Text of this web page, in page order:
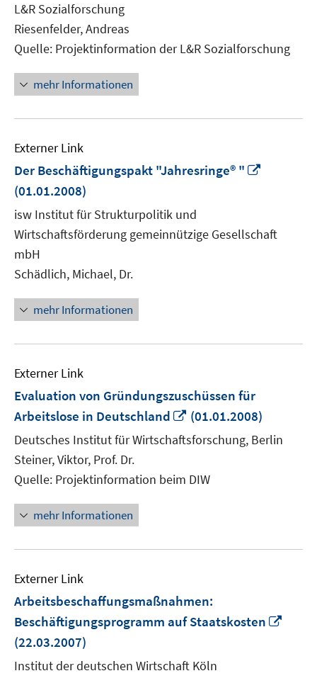
öffnen
L&R Sozialforschung
Riesenfelder, Andreas
Quelle: Projektinformation der L&R Sozialforschung
mehr Informationen
Externer Link
Der Beschäftigungspakt "Jahresringe® "
(01.01.2008)
isw Institut für Strukturpolitik und
Wirtschaftsförderung gemeinnützige Gesellschaft
mbH
Schädlich, Michael, Dr.
mehr Informationen
Externer Link
Evaluation von Gründungszuschüssen für
Arbeitslose in Deutschland
In
neuem
Fenster
(01.01.2008)
Deutsches Institut für Wirtschaftsforschung, Berlin
Steiner, Viktor, Prof. Dr.
Quelle: Projektinformation beim DIW
mehr Informationen
Externer Link
Arbeitsbeschaffungsmaßnahmen:
Beschäftigungsprogramm auf Staatskosten
(22.03.2007)
Institut der deutschen Wirtschaft Köln